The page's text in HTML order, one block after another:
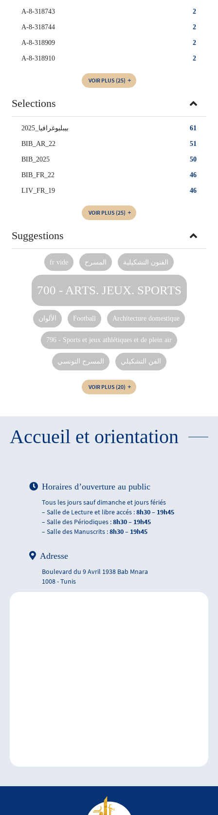
2
A-8-318743
2
A-8-318744
2
A-8-318909
2
A-8-318910
VOIR PLUS (25)
Selections
61 بيبليوغرافيا_2025
51
BIB_AR_22
50
BIB_2025
46
BIB_FR_22
46
LIV_FR_19
VOIR PLUS (25)
Suggestions
fr vide المسرح الفنون التشكيلية
700 - ARTS. JEUX. SPORTS
الألوان Football Architecture domestique
796 - Sports et jeux athlétiques et de plein air
المسرح التونسي الفن التشكيلي
VOIR PLUS (20)
Accueil et orientation
Horaires d’ouverture au public
Tous les jours sauf dimanche et jours fériés
– Salle de Lecture et libre accés :8h30 – 19h45
– Salle des Périodiques :8h30 – 19h45
– Salle des Manuscrits :8h30 – 19h45
Adresse
Boulevard du 9 Avril 1938 Bab Mnara
1008 - Tunis